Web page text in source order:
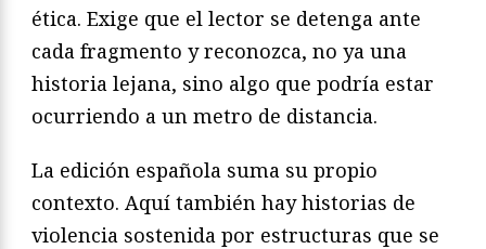
ética. Exige que el lector se detenga ante
cada fragmento y reconozca, no ya una
historia lejana, sino algo que podría estar
ocurriendo a un metro de distancia.
La edición española suma su propio
contexto. Aquí también hay historias de
violencia sostenida por estructuras que se